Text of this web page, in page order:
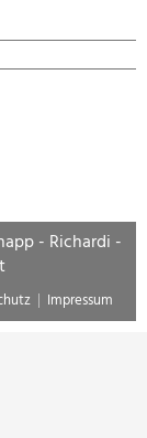
- Richardi -
Impressum